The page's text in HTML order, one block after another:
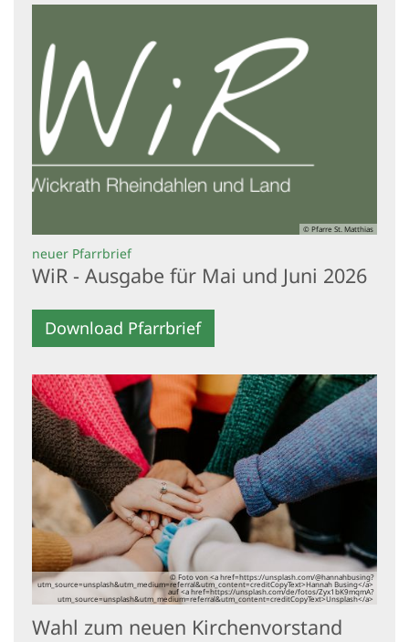
© Pfarre St. Matthias
neuer Pfarrbrief:
WiR - Ausgabe für Mai und Juni 2026
Download Pfarrbrief
© Foto von <a href=https://unsplash.com/@hannahbusing?
utm_source=unsplash&utm_medium=referral&utm_content=creditCopyText>Hannah Busing</a>
auf <a href=https://unsplash.com/de/fotos/Zyx1bK9mqmA?
utm_source=unsplash&utm_medium=referral&utm_content=creditCopyText>Unsplash</a>
Wahl zum neuen Kirchenvorstand